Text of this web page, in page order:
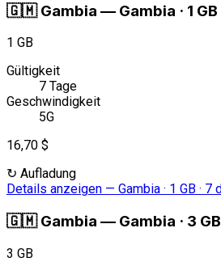
🇬🇲 Gambia — Gambia · 1
1 GB
Gültigkeit
7 Tage
Geschwindigkeit
5G
16,70 $
↻ Aufladung
Details anzeigen — Gambia · 1 GB · 7
🇬🇲 Gambia — Gambia · 3
3 GB